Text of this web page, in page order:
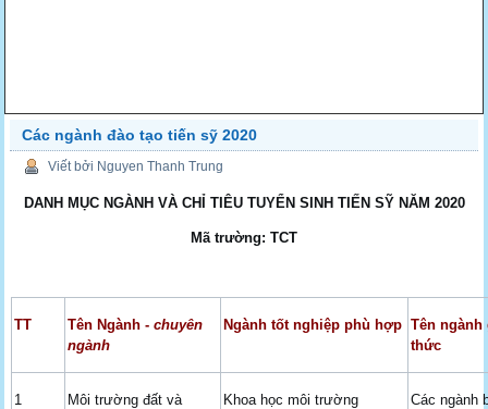
Các ngành đào tạo tiến sỹ 2020
Viết bởi Nguyen Thanh Trung
DANH MỤC NGÀNH VÀ CHỈ TIÊU TUYỂN SINH TIẾN SỸ NĂM 2020
Mã trường: TCT
TT Tên Ngành -chuyên
ngành
Ngành tốt nghiệp phù hợp Tên
thức
1
Môi trường đất và
Khoa học môi trường Các ngành